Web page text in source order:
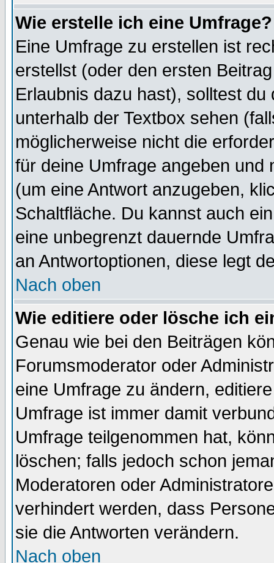
Wie erstelle ich eine Umfrage?
Eine Umfrage zu erstellen ist
erstellst (oder den ersten
Erlaubnis dazu hast), solltest
unterhalb der Textbox sehen
möglicherweise nicht die
für deine Umfrage angeben und
(um eine Antwort anzugeben,
Schaltfläche. Du kannst auch
eine unbegrenzt dauernde
an Antwortoptionen, diese legt
Nach oben
Wie editiere oder lösche ich
Genau wie bei den Beiträgen
Forumsmoderator oder
eine Umfrage zu ändern,
Umfrage ist immer damit
Umfrage teilgenommen hat,
löschen; falls jedoch schon
Moderatoren oder
verhindert werden, dass
sie die Antworten verändern.
Nach oben